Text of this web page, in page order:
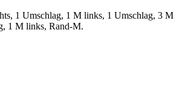
1 Umschlag, 1 M links, 1 Umschlag, 3 M
1 M links, Rand-M.